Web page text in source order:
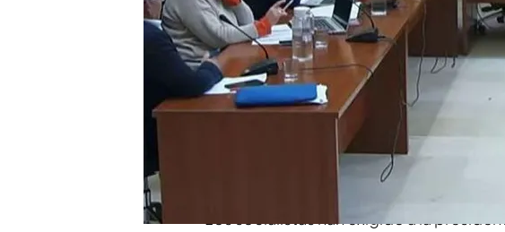
Más Madrid y PSOEhan censurado el
PP en Manzanares el Real,
Damián
Bienestar Social y Promoción
"callada está más guapa"
y tacharla de
municipal del pasado 13 de noviembre
Los socialistas han exigido a la